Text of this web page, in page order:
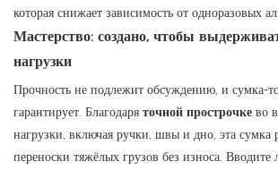
которая снижает зависимость от одноразовых
Мастерство: создано, чтобы
нагрузки
Прочность не подлежит обсуждению, и сумка-
гарантирует. Благодаря точной прострочке во
нагрузки, включая ручки, швы и дно, эта сумка
переноски тяжёлых грузов без износа.